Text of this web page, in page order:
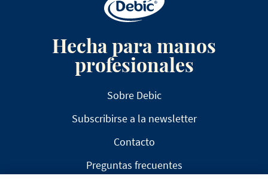
Hecha para manos
profesionales
Sobre Debic
Subscribirse a la newsletter
Contacto
Preguntas frecuentes